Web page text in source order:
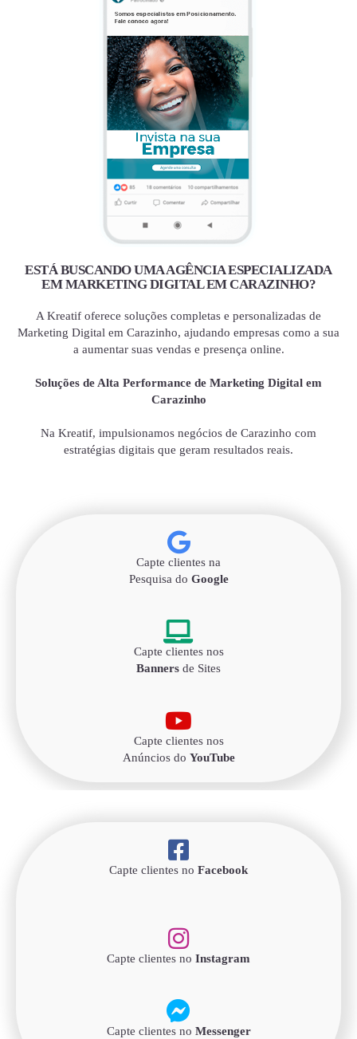
ESTÁ BUSCANDO UMA AGÊNCIA ESPECIALIZADA
EM MARKETING DIGITAL EM CARAZINHO?
A Kreatif oferece soluções completas e personalizadas de
Marketing Digital em Carazinho, ajudando empresas como a sua
a aumentar suas vendas e presença online.
Soluções de Alta Performance de Marketing Digital em
Carazinho
Na Kreatif, impulsionamos negócios de Carazinho com
estratégias digitais que geram resultados reais.
Capte clientes na
Pesquisa do Google
Capte clientes nos
Banners de Sites
Capte clientes nos
Anúncios do YouTube
Capte clientes no Facebook
Capte clientes no Instagram
Capte clientes no Messenger